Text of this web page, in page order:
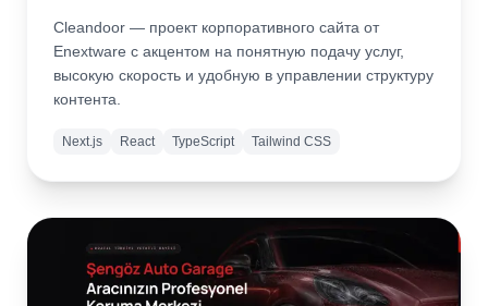
Cleandoor — проект корпоративного сайта от
Enextware с акцентом на понятную подачу услуг,
высокую скорость и удобную в управлении структуру
контента.
Next.js React TypeScript Tailwind CSS
сайт